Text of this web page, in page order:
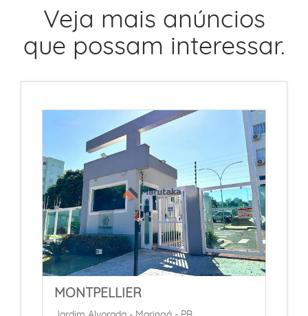
Veja mais anúncios
que possam interessar.
MONTPELLIER